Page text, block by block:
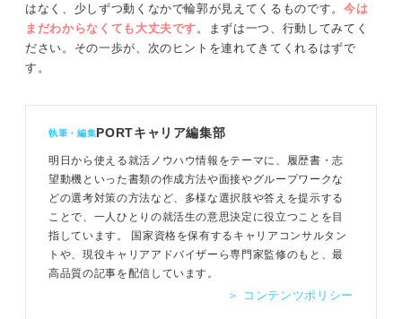
はなく、少しずつ動くなかで輪郭が見えてくるものです。 今は
まだわからなくても大丈夫です 。まずは一つ、行動してみてく
ださい。その一歩が、次のヒントを連れてきてくれるはずで
す。
執筆・編集PORTキャリア編集部
明日から使える就活ノウハウ情報をテーマに、履歴書・志
望動機といった書類の作成方法や面接やグループワークな
どの選考対策の方法など、多様な選択肢や答えを提示する
ことで、一人ひとりの就活生の意思決定に役立つことを目
指しています。 国家資格を保有するキャリアコンサルタン
トや、現役キャリアアドバイザーら専門家監修のもと、最
高品質の記事を配信しています。
＞ コンテンツポリシー